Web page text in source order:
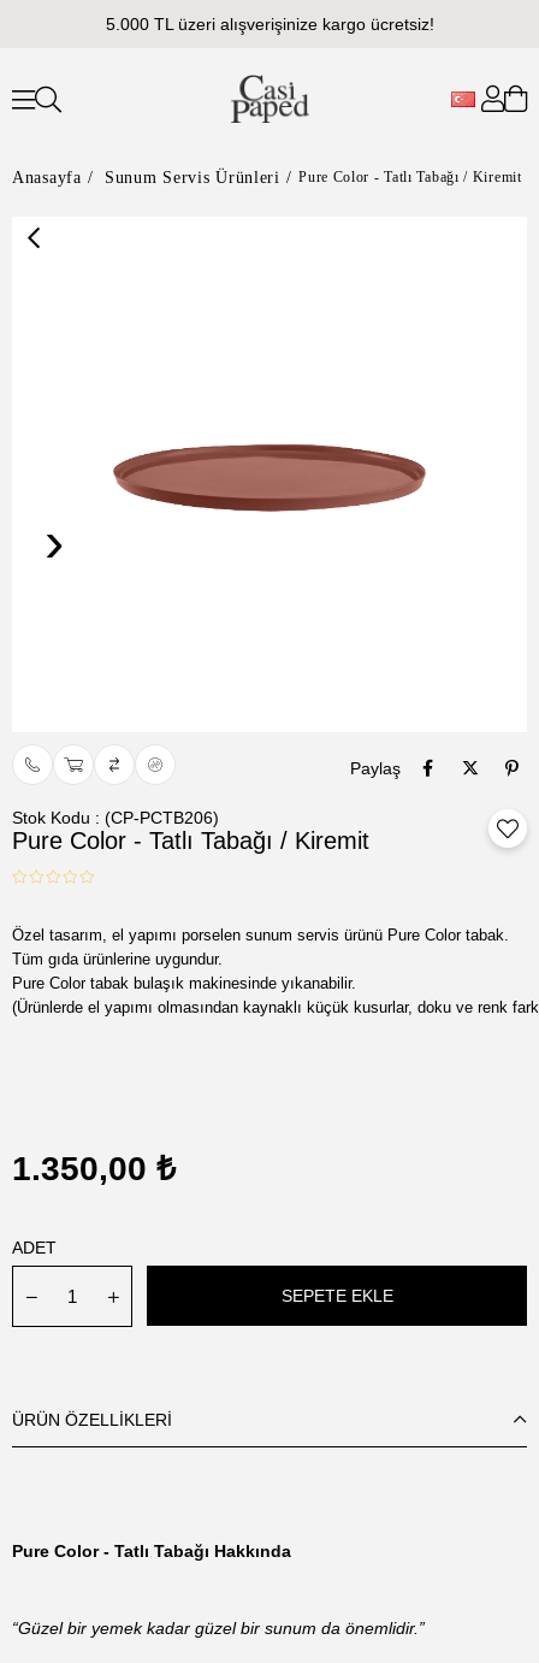
5.000 TL üzeri alışverişinize kargo ücretsiz!
Anasayfa Sunum Servis Ürünleri Pure Color - Tatlı Tabağı / Kiremit
›
Paylaş
Stok Kodu (CP-PCTB206)
Pure Color - Tatlı Tabağı / Kiremit
Tüm gıda ürünlerine uygundur.
(Ürünlerde el yapımı olmasından kaynaklı küçük kusurlar, doku ve renk
1.350,00 ₺
ADET
ÜRÜN ÖZELLIKLERI
Pure Color - Tatlı Tabağı Hakkında
“Güzel bir yemek kadar güzel bir sunum da önemlidir.”